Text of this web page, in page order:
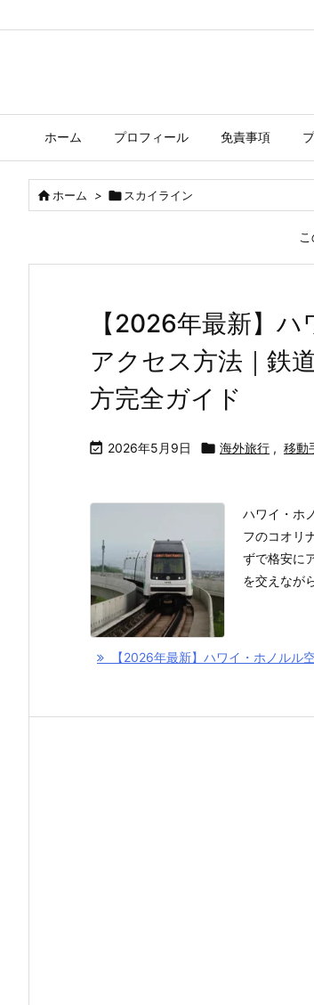
ホーム プロフィール 免責事項
ホーム >  スカイライン
【2026年最新】
アクセス方法｜鉄
方完全ガイド
 2026年5月9日  海外旅行 , 移動
ハワイ・ホ
フのコオリ
ずで格安に
を交えなが
【2026年最新】ハワイ・ホノルル